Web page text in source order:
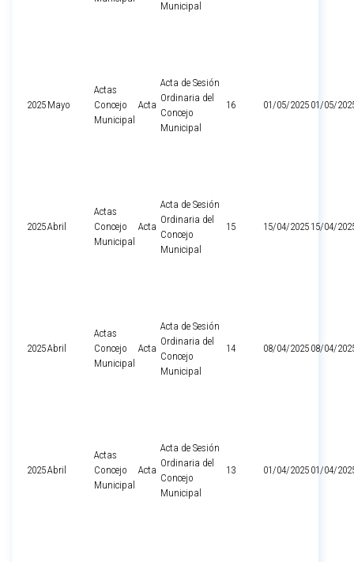
Municipal
2025 Mayo
Actas
Concejo
Municipal
Acta
Acta de Sesión
Ordinaria del
Concejo
Municipal
16 01/05/2025 01/05/
2025Abril
Actas
Concejo
Municipal
Acta
Acta de Sesión
Ordinaria del
Concejo
Municipal
15 15/04/2025 15/04/
2025Abril
Actas
Concejo
Municipal
Acta
Acta de Sesión
Ordinaria del
Concejo
Municipal
14 08/04/2025 08/04/
2025Abril
Actas
Concejo
Municipal
Acta
Acta de Sesión
Ordinaria del
Concejo
Municipal
13 01/04/2025 01/04/